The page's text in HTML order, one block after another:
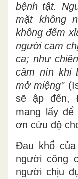
bệnh tật.
mặt không
không đếm
người cam
ca; như
câm nín khi
mở miệng"
sẽ ập đến,
mang lấy
ơn cứu độ
Đau khổ
người công
người chịu